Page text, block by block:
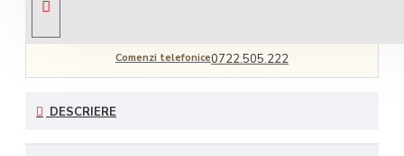
Comenzi telefonice0722.505.222
DESCRIERE